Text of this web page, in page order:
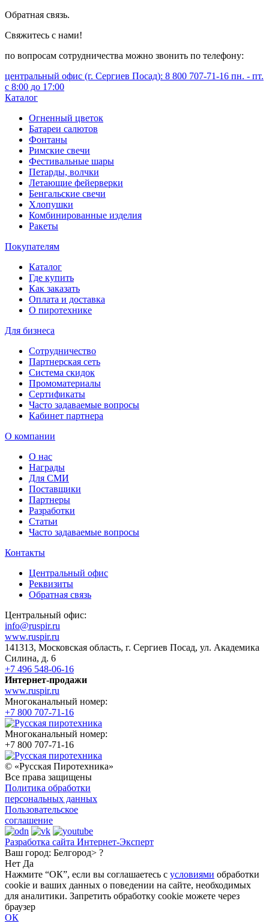
Обратная связь.
Свяжитесь с нами!
по вопросам сотрудничества можно звонить по телефону:
центральный офис (г. Сергиев Посад): 8 800 707-71-16 пн. - пт.
с 8:00 до 17:00
Каталог
Огненный цветок
Батареи салютов
Фонтаны
Римские свечи
Фестивальные шары
Петарды, волчки
Летающие фейерверки
Бенгальские свечи
Хлопушки
Комбинированные изделия
Ракеты
Покупателям
Каталог
Где купить
Как заказать
Оплата и доставка
О пиротехнике
Для бизнеса
Сотрудничество
Партнерская сеть
Система скидок
Промоматериалы
Сертификаты
Часто задаваемые вопросы
Кабинет партнера
О компании
О нас
Награды
Для СМИ
Поставщики
Партнеры
Разработки
Статьи
Часто задаваемые вопросы
Контакты
Центральный офис
Реквизиты
Обратная связь
Центральный офис:
info@ruspir.ru
www.ruspir.ru
141313, Московская область, г. Сергиев Посад, ул. Академика
Силина, д. 6
+7 496 548-06-16
Интернет-продажи
www.ruspir.ru
Многоканальный номер:
+7 800 707-71-16
Многоканальный номер:
+7 800 707-71-16
© «Русская Пиротехника»
Все права защищены
Политика обработки
персональных данных
Пользовательское
соглашение
Разработка сайта Интернет-Эксперт
Ваш город: Белгород> ?
Нет Да
Нажмите “ОК”, если вы соглашаетесь с условиями обработки
cookie и ваших данных о поведении на сайте, необходимых
для аналитики. Запретить обработку cookie можете через
браузер
ОК